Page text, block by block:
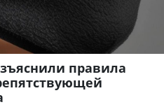
правила